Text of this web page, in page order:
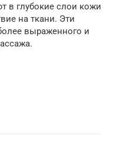
в глубокие слои кожи
на ткани. Эти
выраженного и